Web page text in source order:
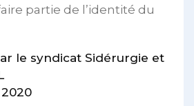
partie de l’identité du
le syndicat Sidérurgie et